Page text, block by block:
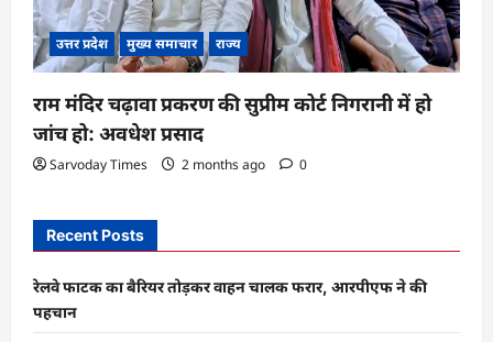
उत्तर प्रदेश मुख्य समाचार राज्य
राम मंदिर चढ़ावा प्रकरण की सुप्रीम कोर्ट निगरानी में हो
जांच हो: अवधेश प्रसाद
Sarvoday Times 2 months ago 0
Recent Posts
रेलवे फाटक का बैरियर तोड़कर वाहन चालक फरार, आरपीएफ ने की
पहचान